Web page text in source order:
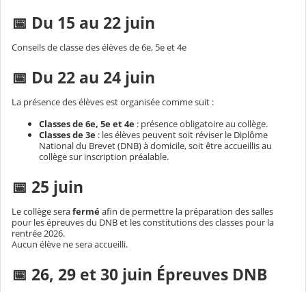
📅 Du 15 au 22 juin
Conseils de classe des élèves de 6e, 5e et 4e
📅 Du 22 au 24 juin
La présence des élèves est organisée comme suit :
Classes de 6e, 5e et 4e : présence obligatoire au collège.
Classes de 3e : les élèves peuvent soit réviser le Diplôme
National du Brevet (DNB) à domicile, soit être accueillis au
collège sur inscription préalable.
📅 25 juin
Le collège seraferméafin de permettre la préparation des salles
pour les épreuves du DNB et les constitutions des classes pour la
rentrée 2026.
Aucun élève ne sera accueilli.
📅 26, 29 et 30 juin Épreuves DNB